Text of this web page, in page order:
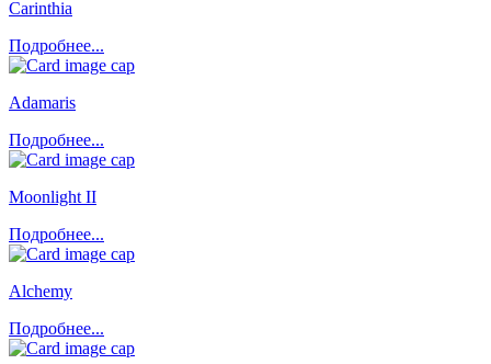
Carinthia
Подробнее...
Adamaris
Подробнее...
Moonlight II
Подробнее...
Alchemy
Подробнее...